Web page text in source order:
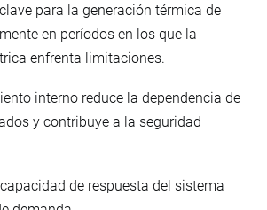
para la generación térmica de
en períodos en los que la
enfrenta limitaciones.
interno reduce la dependencia de
y contribuye a la seguridad
de respuesta del sistema